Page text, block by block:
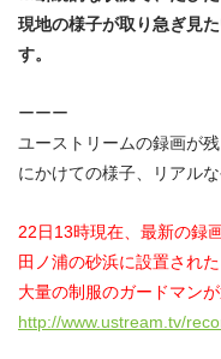
現地の様子が取り急ぎ見
す。
ーーー
ユーストリームの録画が
にかけての様子、リアル
22日13時現在、最新の録
田ノ浦の砂浜に設置され
大量の制服のガードマン
http://www.ustream.tv/